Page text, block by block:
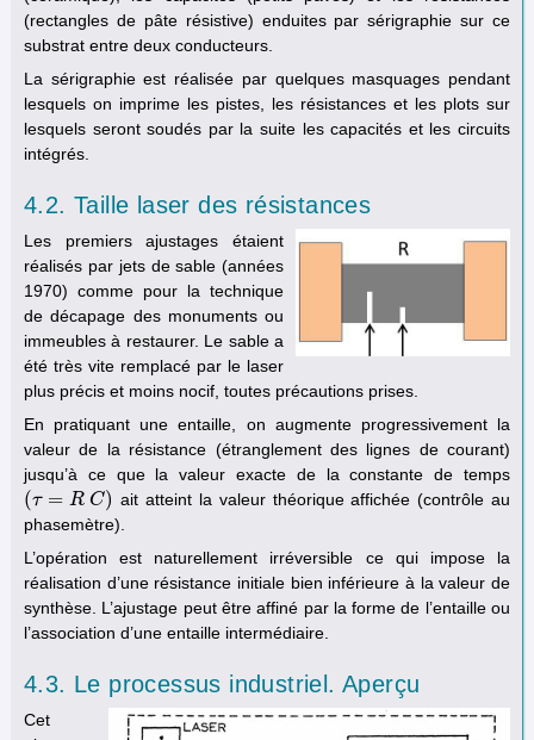
(rectangles de pâte résistive) enduites par sérigraphie sur ce
substrat entre deux conducteurs.
La sérigraphie est réalisée par quelques masquages pendant
lesquels on imprime les pistes, les résistances et les plots sur
lesquels seront soudés par la suite les capacités et les circuits
intégrés.
4.2. Taille laser des résistances
Les premiers ajustages étaient
réalisés par jets de sable (années
1970) comme pour la technique
de décapage des monuments ou
immeubles à restaurer. Le sable a
été très vite remplacé par le laser
plus précis et moins nocif, toutes précautions prises.
En pratiquant une entaille, on augmente progressivement la
valeur de la résistance (étranglement des lignes de courant)
jusqu’à ce que la valeur exacte de la constante de temps
(τ = R C)
(τ= R C)
ait atteint la valeur théorique affichée (contrôle au
phasemètre).
L’opération est naturellement irréversible ce qui impose la
réalisation d’une résistance initiale bien inférieure à la valeur de
synthèse. L’ajustage peut être affiné par la forme de l’entaille ou
l’association d’une entaille intermédiaire.
4.3. Le processus industriel. Aperçu
Cet